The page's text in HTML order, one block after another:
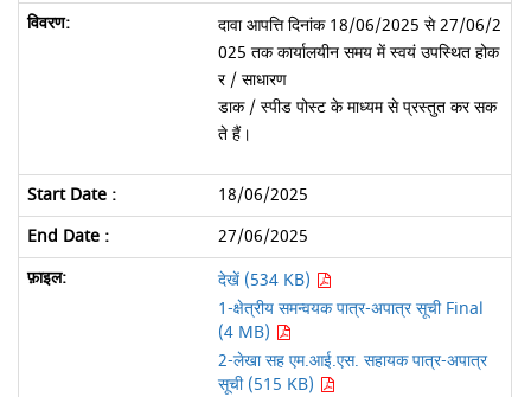
दावा आपत्ति दिनांक 18/06/2025 से 27/06/2
025 तक कार्यालयीन समय में स्वयं उपस्थित होक
र / साधारण
डाक / स्पीड पोस्ट के माध्यम से प्रस्तुत कर सक
ते हैं।
18/06/2025
27/06/2025
देखें (534 KB)
1-क्षेत्रीय समन्वयक पात्र-अपात्र सूची Final
(4 MB)
2-लेखा सह एम.आई.एस. सहायक पात्र-अपात्र
सूची (515 KB)